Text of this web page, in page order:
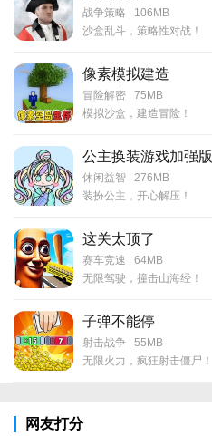
战争策略 | 106MB
沙盒乱斗，策略性对战！
像素模拟建造
冒险解密 | 75MB
模拟沙盒，建造冒险！
公主换装游戏加强版
休闲益智 | 276MB
装扮公主，开心解压！
这关太顶了
赛车竞速 | 64MB
无限驾驶，撞击山海经！
子弹不能停
射击战争 | 55MB
无限火力，疯狂射击僵尸！
网友打分